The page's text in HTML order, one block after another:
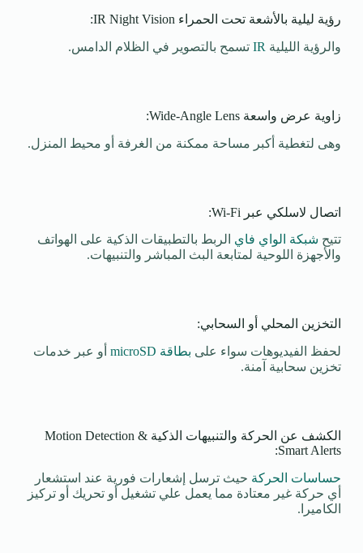
رؤية ليلية بالأشعة تحت الحمراء IR Night Vision:
والرؤية الليلية IRتسمح بالتصوير في الظلام الدامس.
زاوية عرض واسعة Wide-Angle Lens:
وهى لتغطية أكبر مساحة ممكنة من الغرفة أو محيط المنزل.
اتصال لاسلكي عبر Wi-Fi:
تتيح شبكة الواي فاي الربط بالتطبيقات الذكية على الهواتف
والأجهزة اللوحية لمتابعة البث المباشر والتنبيهات.
التخزين المحلي أو السحابي:
لحفظ الفيديوهات سواء على بطاقة microSD
أو عبر خدمات
تخزين سحابية آمنة.
الكشف عن الحركة والتنبيهات الذكية Motion Detection &
Smart Alerts:
حساسات الحركة حيث ترسل إشعارات فورية عند استشعار
أي حركة غير معتادة مما يعمل علي تشغيل أو تحريك أو تركيز
الكاميرا.